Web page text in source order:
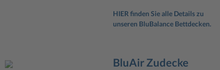
HIER finden Sie alle Details zu
unseren BluBalance Bettdecken.
BluAir Zudecke